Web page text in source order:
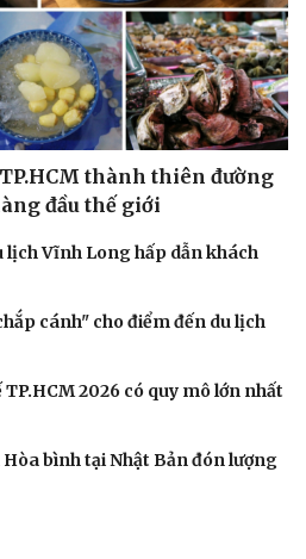
thành thiên đường
đầu thế giới
Vĩnh Long hấp dẫn khách
cánh" cho điểm đến du lịch
2026 có quy mô lớn nhất
bình tại Nhật Bản đón lượng